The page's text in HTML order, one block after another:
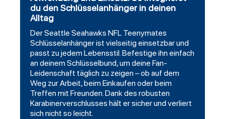
du den Schlüsselanhänger in deinen
Alltag
Der Seattle Seahawks NFL Teenymates
Schlüsselanhänger ist vielseitig einsetzbar und
passt zu jedem Lebensstil. Befestige ihn einfach
an deinem Schlüsselbund, um deine Fan-
Leidenschaft täglich zu zeigen – ob auf dem
Weg zur Arbeit, beim Einkaufen oder beim
Treffen mit Freunden. Dank des robusten
Karabinerverschlusses hält er sicher und verliert
sich nicht so leicht.